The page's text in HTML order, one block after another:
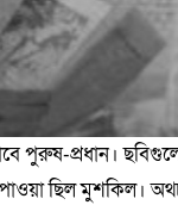
পুরুষ-প্রধান।
ছিল মুশকিল।